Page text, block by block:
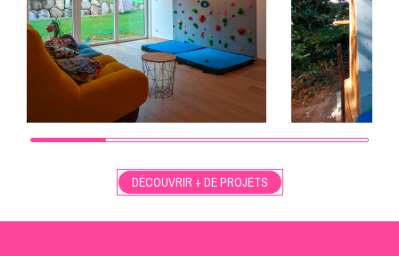
DÉCOUVRIR + DE PROJETS